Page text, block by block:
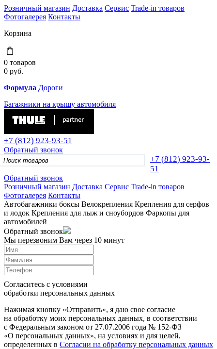
Розничный магазин Доставка Сервис Trade-in товаров
Фотогалерея Контакты
Корзина
0 товаров
0 руб.
Формула Дороги
Багажники на крышу автомобиля
+7 (812) 923-93-51
Обратный звонок
+7 (812) 923-93-
51
Обратный звонок
Розничный магазин Доставка Сервис Trade-in товаров
Фотогалерея Контакты
Автобагажники боксы Велокрепления Крепления для серфов
и лодок Крепления для лыж и сноубордов Фаркопы для
автомобилей
Обратный звонок
Мы перезвоним Вам через 10 минут
Согласитесь с условиями
обработки персональных данных
Нажимая кнопку «Отправить», я даю свое согласие
на обработку моих персональных данных, в соответствии
с Федеральным законом от 27.07.2006 года № 152-ФЗ
«О персональных данных», на условиях и для целей,
определенных в Согласии на обработку персональных данных